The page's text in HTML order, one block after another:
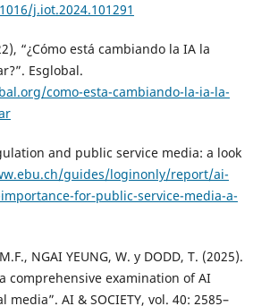
j.iot.2024.101291
“¿Cómo está cambiando la IA la
Esglobal.
como-esta-cambiando-la-ia-la-
and public service media: a look
guides/loginonly/report/ai-
for-public-service-media-a-
NGAI YEUNG, W. y DODD, T. (2025).
comprehensive examination of AI
AI & SOCIETY, vol. 40: 2585–